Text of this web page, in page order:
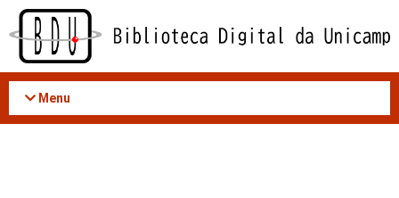
Acessar
conteúdo
Menu